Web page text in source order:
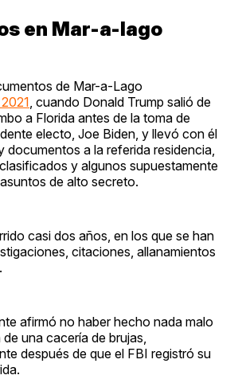
en Mar-a-lago
de Mar-a-Lago
, cuando Donald Trump salió de
a Florida antes de la toma de
electo, Joe Biden, y llevó con él
documentos a la referida residencia,
y algunos supuestamente
de alto secreto.
casi dos años, en los que se han
citaciones, allanamientos
afirmó no haber hecho nada malo
una cacería de brujas,
después de que el FBI registró su